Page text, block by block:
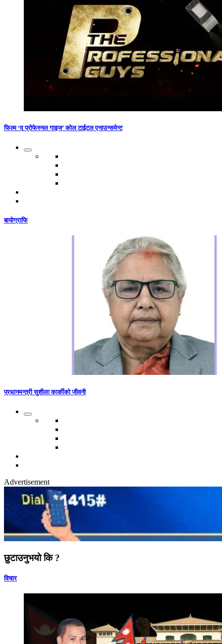
फिल्म ‘द प्रोफेस्नल गाइज’ कोल टाईटल एनाउन्समेन्ट
बायोग्राफि
प्रधानमन्त्री सुशीला कार्कीको जीवनी
Advertisement
छुटाउनुभयो कि ?
विचार